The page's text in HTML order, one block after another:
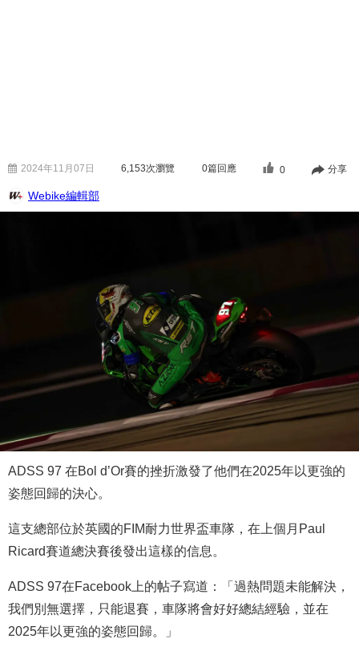
2024年11月07日 6,153次瀏覽 0篇回應 0 分享
Webike編輯部
ADSS 97 在Bol d’Or賽的挫折激發了他們在2025年以更強的
姿態回歸的決心。
這支總部位於英國的FIM耐力世界盃車隊，在上個月Paul
Ricard賽道總決賽後發出這樣的信息。
ADSS 97在Facebook上的帖子寫道：「過熱問題未能解決，
我們別無選擇，只能退賽，車隊將會好好總結經驗，並在
2025年以更強的姿態回歸。」